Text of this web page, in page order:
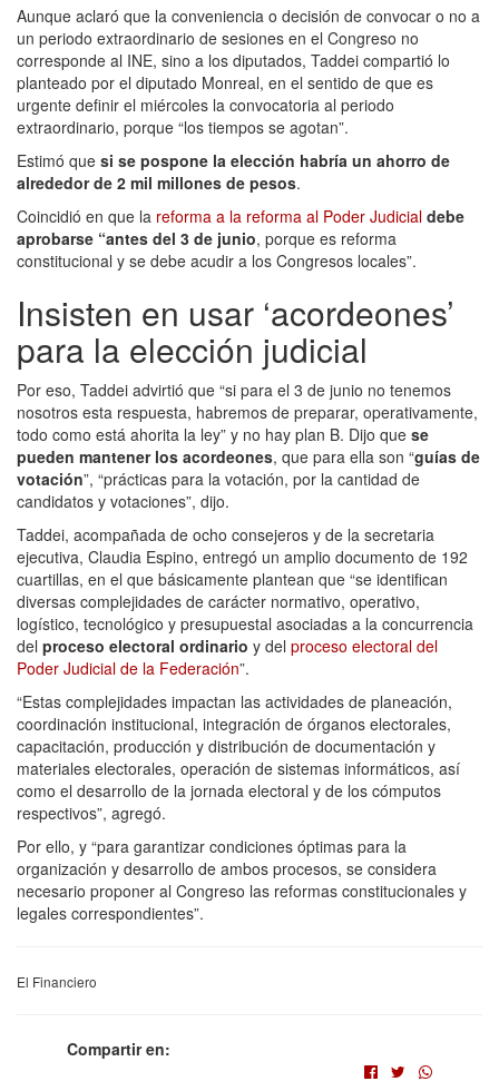
Aunque aclaró que la conveniencia o decisión de convocar o no a
un periodo extraordinario de sesiones en el Congreso no
corresponde al INE, sino a los diputados, Taddei compartió lo
planteado por el diputado Monreal, en el sentido de que es
urgente definir el miércoles la convocatoria al periodo
extraordinario, porque “los tiempos se agotan”.
Estimó que si se pospone la elección habría un ahorro de
alrededor de 2 mil millones de pesos.
Coincidió en que la reforma a la reforma al Poder Judicial debe
aprobarse “antes del 3 de junio, porque es reforma
constitucional y se debe acudir a los Congresos locales”.
Insisten en usar ‘acordeones’
para la elección judicial
Por eso, Taddei advirtió que “si para el 3 de junio no tenemos
nosotros esta respuesta, habremos de preparar, operativamente,
todo como está ahorita la ley” y no hay plan B. Dijo que se
pueden mantener los acordeones, que para ella son “guías de
votación”, “prácticas para la votación, por la cantidad de
candidatos y votaciones”, dijo.
Taddei, acompañada de ocho consejeros y de la secretaria
ejecutiva, Claudia Espino, entregó un amplio documento de 192
cuartillas, en el que básicamente plantean que “se identifican
diversas complejidades de carácter normativo, operativo,
logístico, tecnológico y presupuestal asociadas a la concurrencia
del proceso electoral ordinario y del proceso electoral del
Poder Judicial de la Federación”.
“Estas complejidades impactan las actividades de planeación,
coordinación institucional, integración de órganos electorales,
capacitación, producción y distribución de documentación y
materiales electorales, operación de sistemas informáticos, así
como el desarrollo de la jornada electoral y de los cómputos
respectivos”, agregó.
Por ello, y “para garantizar condiciones óptimas para la
organización y desarrollo de ambos procesos, se considera
necesario proponer al Congreso las reformas constitucionales y
legales correspondientes”.
El Financiero
Compartir en: